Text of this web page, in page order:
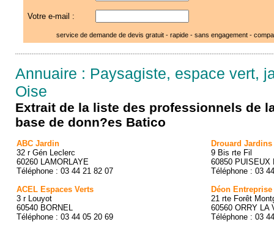
Votre e-mail :
service de demande de devis gratuit - rapide - sans engagement -
Annuaire : Paysagiste, espace vert,
Oise
Extrait de la liste des professionnels de
base de donn?es Batico
ABC Jardin
32 r Gén Leclerc
60260 LAMORLAYE
Téléphone : 03 44 21 82 07
ACEL Espaces Verts
3 r Louyot
60540 BORNEL
Téléphone : 03 44 05 20 69
Drouard Jardins
9 Bis rte Fil
60850 PUISEUX
Téléphone : 03
Déon Entreprise
21 rte Forêt
60560 ORRY LA
Téléphone : 03